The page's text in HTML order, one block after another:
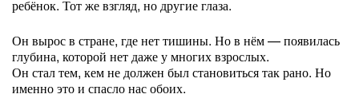
ребёнок. Тот же взгляд, но другие глаза.
Он вырос в стране, где нет тишины. Но в нём — появилась
глубина, которой нет даже у многих взрослых.
Он стал тем, кем не должен был становиться так рано. Но
именно это и спасло нас обоих.